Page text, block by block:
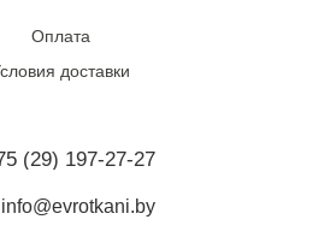
Оплата
доставки
(29) 197-27-27
info@evrotkani.by